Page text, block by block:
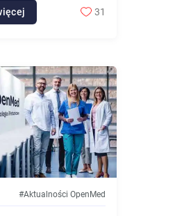
31
#Aktualności OpenMed